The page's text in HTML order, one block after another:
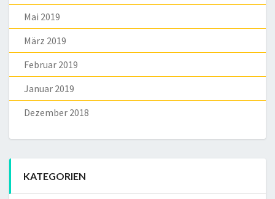
Mai 2019
März 2019
Februar 2019
Januar 2019
Dezember 2018
KATEGORIEN